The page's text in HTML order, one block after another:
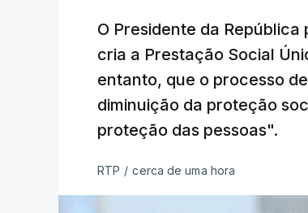
O Presidente da
cria a Prestação Social
entanto, que o processo
diminuição da proteção
proteção das pessoas".
RTP / cerca de uma hora